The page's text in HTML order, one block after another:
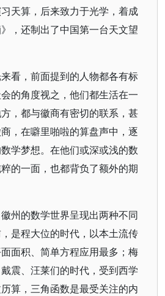
天算，后来致力于光学，着成
，还制出了中国第一台天文望
看，前面提到的人物都各有标
的角度视之，他们都生活在一
，都与徽商有密切的联系，甚
，在噼里啪啦的算盘声中，逐
学梦想。在他们或深或浅的数
的一面，也都背负了额外的期
州的数学世界呈现出两种不同
是程大位的时代，以本土流传
面积、简单方程应用最多；梅
震、汪莱们的时代，受到西学
算，三角函数是最受关注的内